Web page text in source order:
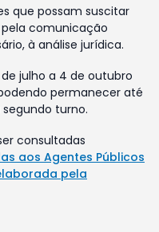
que possam suscitar
comunicação
à análise jurídica.
julho a 4 de outubro
permanecer até
turno.
consultadas
aos Agentes Públicos
pela